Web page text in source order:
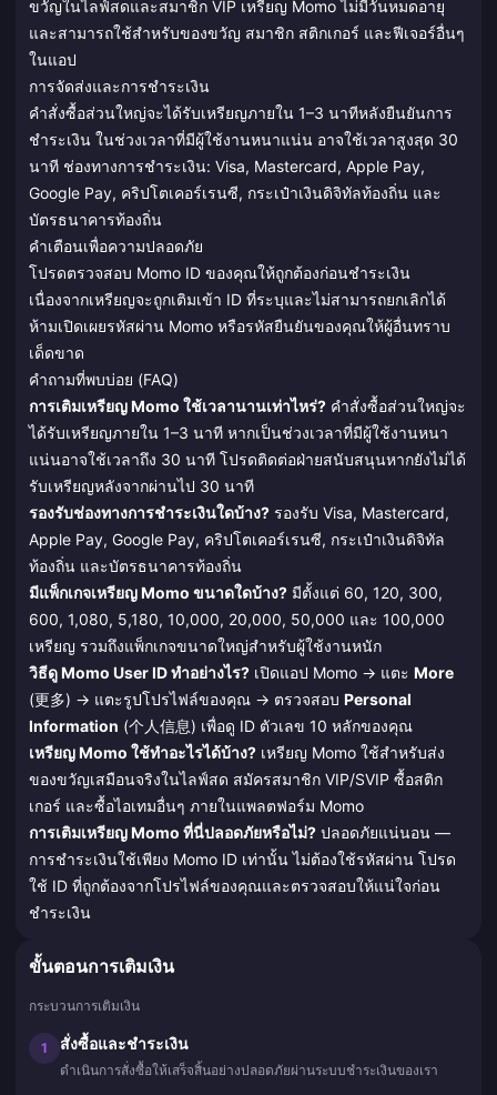
ขวัญในไลฟ์สดและสมาชิก VIP เหรียญ Momo ไม่มีวันหมดอายุ
และสามารถใช้สำหรับของขวัญ สมาชิก สติกเกอร์ และฟีเจอร์อื่นๆ
ในแอป
การจัดส่งและการชำระเงิน
คำสั่งซื้อส่วนใหญ่จะได้รับเหรียญภายใน 1–3 นาทีหลังยืนยันการ
ชำระเงิน ในช่วงเวลาที่มีผู้ใช้งานหนาแน่น อาจใช้เวลาสูงสุด 30
นาที ช่องทางการชำระเงิน: Visa, Mastercard, Apple Pay,
Google Pay, คริปโตเคอร์เรนซี, กระเป๋าเงินดิจิทัลท้องถิ่น และ
บัตรธนาคารท้องถิ่น
คำเตือนเพื่อความปลอดภัย
โปรดตรวจสอบ Momo ID ของคุณให้ถูกต้องก่อนชำระเงิน
เนื่องจากเหรียญจะถูกเติมเข้า ID ที่ระบุและไม่สามารถยกเลิกได้
ห้ามเปิดเผยรหัสผ่าน Momo หรือรหัสยืนยันของคุณให้ผู้อื่นทราบ
เด็ดขาด
คำถามที่พบบ่อย (FAQ)
การเติมเหรียญ Momo ใช้เวลานานเท่าไหร่? คำสั่งซื้อส่วนใหญ่จะ
ได้รับเหรียญภายใน 1–3 นาที หากเป็นช่วงเวลาที่มีผู้ใช้งานหนา
แน่นอาจใช้เวลาถึง 30 นาที โปรดติดต่อฝ่ายสนับสนุนหากยังไม่ได้
รับเหรียญหลังจากผ่านไป 30 นาที
รองรับช่องทางการชำระเงินใดบ้าง? รองรับ Visa, Mastercard,
Apple Pay, Google Pay, คริปโตเคอร์เรนซี, กระเป๋าเงินดิจิทัล
ท้องถิ่น และบัตรธนาคารท้องถิ่น
มีแพ็กเกจเหรียญ Momo ขนาดใดบ้าง? มีตั้งแต่ 60, 120, 300,
600, 1,080, 5,180, 10,000, 20,000, 50,000 และ 100,000
เหรียญ รวมถึงแพ็กเกจขนาดใหญ่สำหรับผู้ใช้งานหนัก
วิธีดู Momo User ID ทำอย่างไร? เปิดแอป Momo → แตะ More
(更多) → แตะรูปโปรไฟล์ของคุณ → ตรวจสอบ Personal
Information (个人信息) เพื่อดู ID ตัวเลข 10 หลักของคุณ
เหรียญ Momo ใช้ทำอะไรได้บ้าง? เหรียญ Momo ใช้สำหรับส่ง
ของขวัญเสมือนจริงในไลฟ์สด สมัครสมาชิก VIP/SVIP ซื้อสติก
เกอร์ และซื้อไอเทมอื่นๆ ภายในแพลตฟอร์ม Momo
การเติมเหรียญ Momo ที่นี่ปลอดภัยหรือไม่? ปลอดภัยแน่นอน —
การชำระเงินใช้เพียง Momo ID เท่านั้น ไม่ต้องใช้รหัสผ่าน โปรด
ใช้ ID ที่ถูกต้องจากโปรไฟล์ของคุณและตรวจสอบให้แน่ใจก่อน
ชำระเงิน
ขั้นตอนการเติมเงิน
กระบวนการเติมเงิน
1 สั่งซื้อและชำระเงิน
ดำเนินการสั่งซื้อให้เสร็จสิ้นอย่างปลอดภัยผ่านระบบชำระเงินของเรา